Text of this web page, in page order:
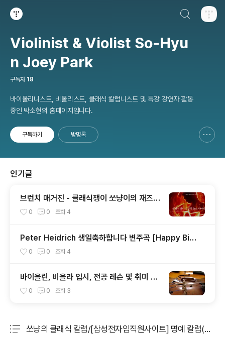
Violinist & Violist So-Hyu
n Joey Park
구독자 18
바이올리니스트, 비올리스트, 클래식 칼럼니스트 및 특강 강연자 활동
중인 박소현의 홈페이지입니다.
구독하기 방명록
인기글
브런치 매거진 - 클래식쟁이 쏘냥이의 재즈
이야기 27. 쏘냥이 사랑하는 재즈 - 엘라 피
0 0 조회 4
Peter Heidrich 생일축하합니다 변주곡 [Happy Birt
hday to you variation]
0 0 조회 4
바이올린, 비올라 입시, 전공 레슨 및 취미 레
슨, 유학 상담
0 0 조회 3
쏘냥의 클래식 칼럼/[삼성전자임직원사이트] 명예 칼럼(完)